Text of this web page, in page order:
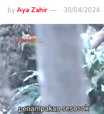
byAya Zahir 30/04/2024